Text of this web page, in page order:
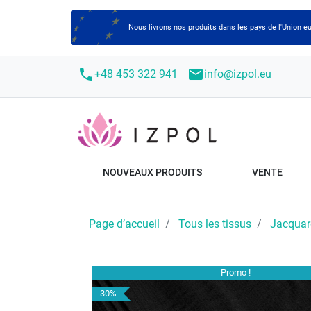
Nous livrons nos produits dans les pays de l'Union
call+48 453 322 941 mailinfo@izpol.eu
NOUVEAUX PRODUITS VENTE
Page d’accueil Tous les tissus
Promo !
-30%